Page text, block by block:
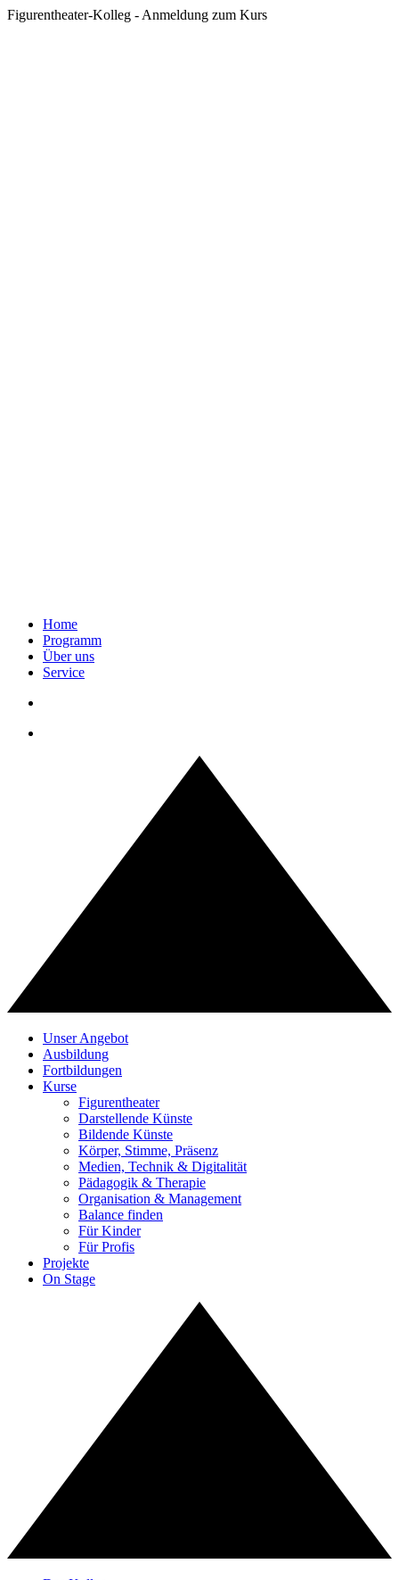
Figurentheater-Kolleg - Anmeldung zum Kurs
Home
Programm
Über uns
Service
Unser Angebot
Ausbildung
Fortbildungen
Kurse
Figurentheater
Darstellende Künste
Bildende Künste
Körper, Stimme, Präsenz
Medien, Technik & Digitalität
Pädagogik & Therapie
Organisation & Management
Balance finden
Für Kinder
Für Profis
Projekte
On Stage